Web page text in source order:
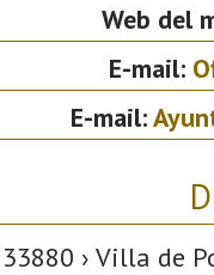
Web del
E-mail:
E-mail:
33880 › Villa de